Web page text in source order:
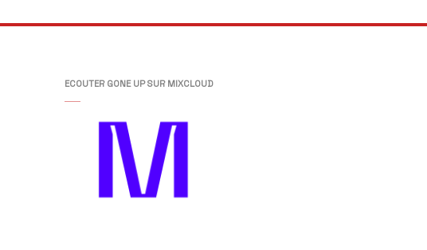
ECOUTER GONE UP SUR MIXCLOUD